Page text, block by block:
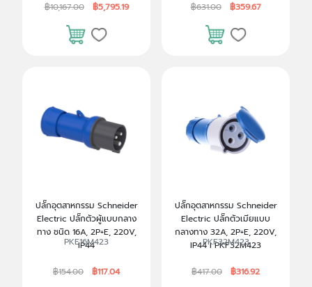
฿10,167.00 ฿5,795.19 ฿631.00 ฿359.67
ปลั๊กอุตสาหกรรม Schneider
Electric ปลั๊กตัวผู้แบบกลาง
ทาง ชนิด 16A, 2P+E, 220V,
IP44
PKE16M423
฿154.00 ฿117.04
ปลั๊กอุตสาหกรรม Schneider
Electric ปลั๊กตัวเมียแบบ
กลางทาง 32A, 2P+E, 220V,
IP44 I PKF32M423
PKF32M423
฿417.00 ฿316.92